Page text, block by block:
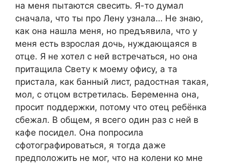
на меня пытаются свесить. Я-то думал
сначала, что ты про Лену узнала… Не знаю,
как она нашла меня, но предъявила, что у
меня есть взрослая дочь, нуждающаяся в
отце. Я не хотел с ней встречаться, но она
притащила Свету к моему офису, а та
пристала, как банный лист, радостная такая,
мол, с отцом встретилась. Беременна она,
просит поддержки, потому что отец ребёнка
сбежал. В общем, я всего один раз с ней в
кафе посидел. Она попросила
сфотографироваться, я тогда даже
предположить не мог, что на колени ко мне